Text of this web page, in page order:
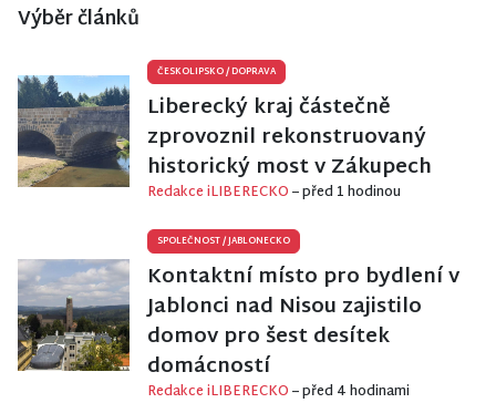
Výběr článků
ČESKOLIPSKO/DOPRAVA
Liberecký kraj částečně
zprovoznil rekonstruovaný
historický most v Zákupech
Redakce iLIBERECKO– před 1 hodinou
SPOLEČNOST/JABLONECKO
Kontaktní místo pro bydlení v
Jablonci nad Nisou zajistilo
domov pro šest desítek
domácností
Redakce iLIBERECKO– před 4 hodinami